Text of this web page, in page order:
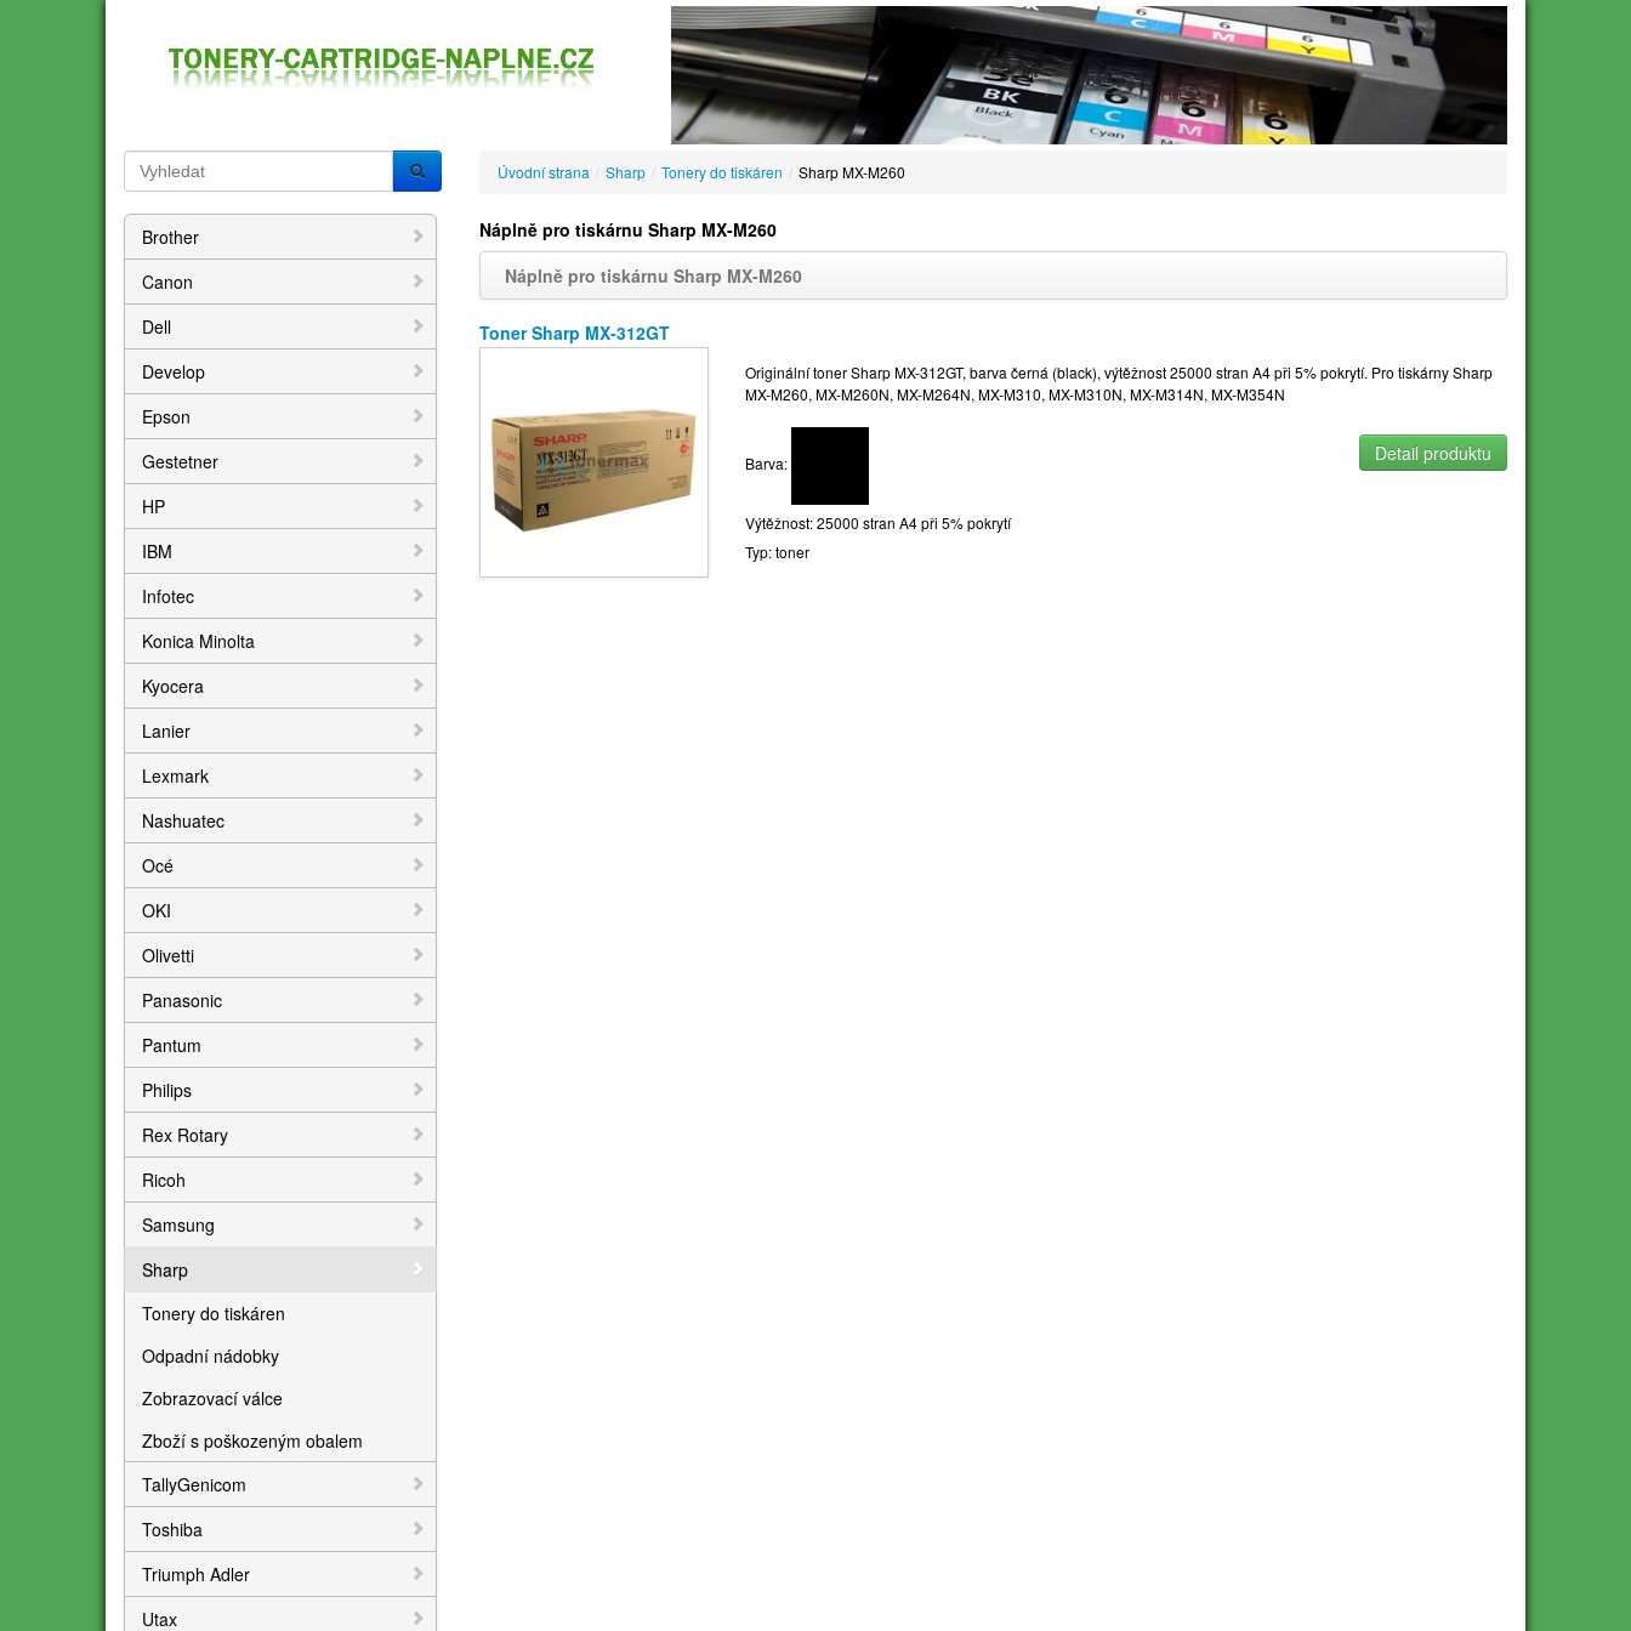
Brother
Canon
Dell
Develop
Epson
Gestetner
HP
IBM
Infotec
Konica Minolta
Kyocera
Lanier
Lexmark
Nashuatec
Océ
OKI
Olivetti
Panasonic
Pantum
Philips
Rex Rotary
Ricoh
Samsung
Sharp
Tonery do tiskáren
Odpadní nádobky
Zobrazovací válce
Zboží s poškozeným obalem
TallyGenicom
Toshiba
Triumph Adler
Utax
Úvodní strana / Sharp / Tonery do tiskáren / Sharp MX-M260
Náplně pro tiskárnu Sharp MX-M260
Náplně pro tiskárnu Sharp MX-M260
Toner Sharp MX-312GT
Originální toner Sharp MX-312GT, barva černá (black), výtěžnost 25000 stran A4 při 5% pokrytí. Pro tiskárny Sharp
MX-M260, MX-M260N, MX-M264N, MX-M310, MX-M310N, MX-M314N, MX-M354N
Barva:
Výtěžnost: 25000 stran A4 při 5% pokrytí
Typ: toner
Detail produktu